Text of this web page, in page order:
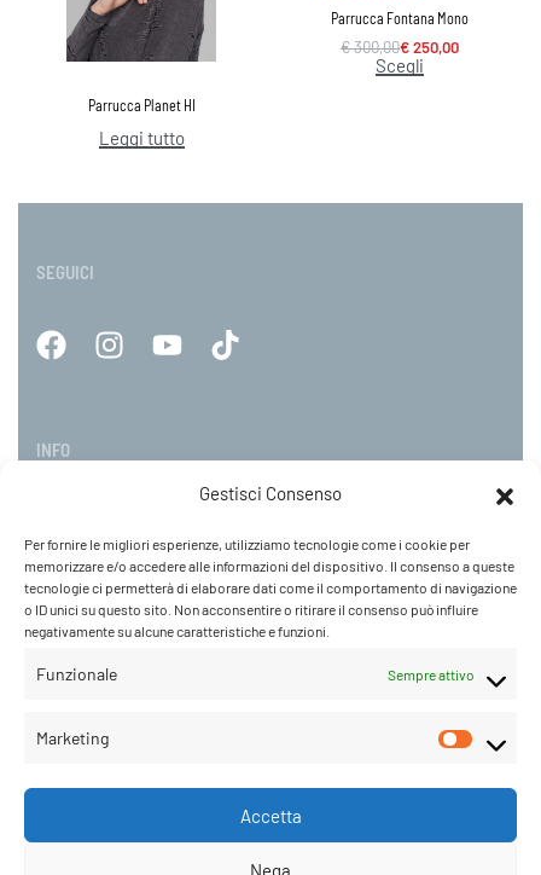
Gestisci Consenso
Per fornire le migliori esperienze, utilizziamo tecnologie come i cookie per
memorizzare e/o accedere alle informazioni del dispositivo. Il consenso a queste
tecnologie ci permetterà di elaborare dati come il comportamento di navigazione
o ID unici su questo sito. Non acconsentire o ritirare il consenso può influire
negativamente su alcune caratteristiche e funzioni.
Funzionale Sempre attivo
Marketing
Accetta
Nega
Parrucca Planet HI
Leggi tutto
Parrucca Fontana Mono
€300,00€250,00
Scegli
SEGUICI
INFO
Spese di spedizione
Termini e condizioni
Cookie e Privacy Policy
Sitemap
PARRUCCHE ONLINE
P.IVA 08790130960
Tel: +39 0321 659378 / 393229